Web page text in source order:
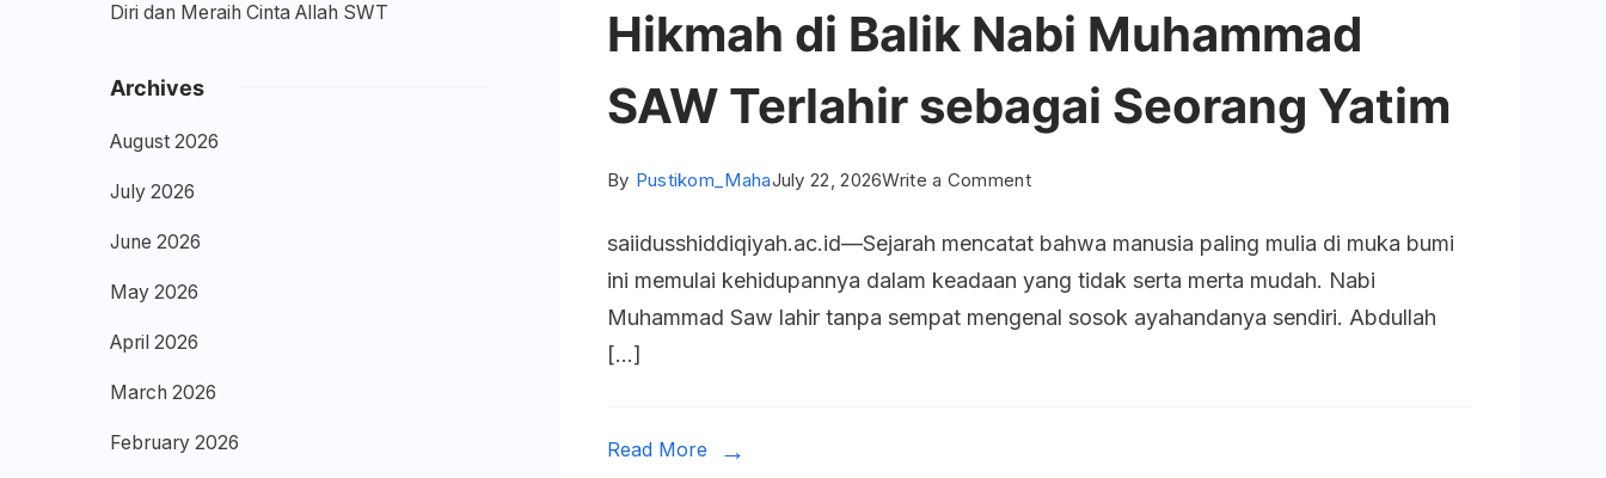
Hikmah di Balik Nabi Muhammad
SAW Terlahir sebagai Seorang Yatim
By Pustikom_MahaJuly 22, 2026Write a Commenton
di
Balik
Nabi
saiidusshiddiqiyah.ac.id—Sejarah mencatat bahwa manusia paling mulia di muka bumi
ini memulai kehidupannya dalam keadaan yang tidak serta merta mudah. Nabi
Muhammad Saw lahir tanpa sempat mengenal sosok ayahandanya sendiri. Abdullah
[…]
Read More
Diri dan Meraih Cinta Allah SWT
Archives
August 2026
July 2026
June 2026
May 2026
April 2026
March 2026
February 2026